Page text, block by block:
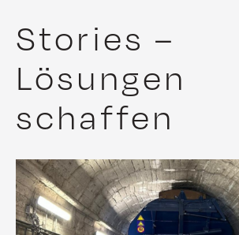
Stories –
Lösungen
schaffen